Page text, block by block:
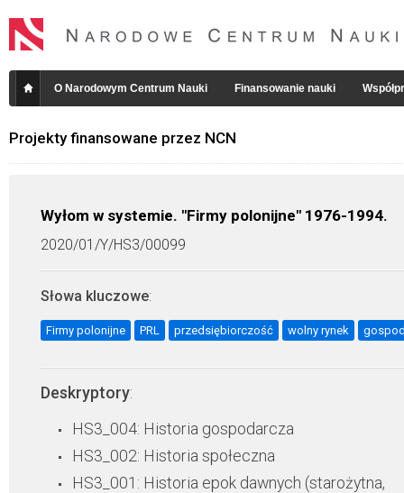
O Narodowym Centrum Nauki Finansowanie nauki
Projekty finansowane przez NCN
Wyłom w systemie. "Firmy polonijne" 1976-1994.
2020/01/Y/HS3/00099
Słowa kluczowe:
Firmy polonijne PRL przedsiębiorczość wolny rynek
Deskryptory:
HS3_004: Historia gospodarcza
HS3_002: Historia społeczna
HS3_001: Historia epok dawnych (starożytna,